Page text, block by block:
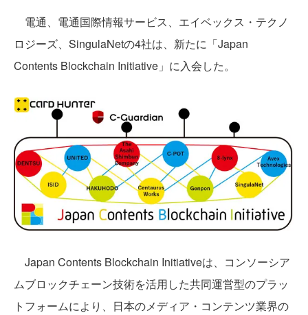
電通、電通国際情報サービス、エイベックス・テクノ
ロジーズ、SingulaNetの4社は、新たに「Japan
Contents Blockchain Initiative」に入会した。
Japan Contents Blockchain Initiativeは、コンソーシア
ムブロックチェーン技術を活用した共同運営型のプラッ
トフォームにより、日本のメディア・コンテンツ業界の